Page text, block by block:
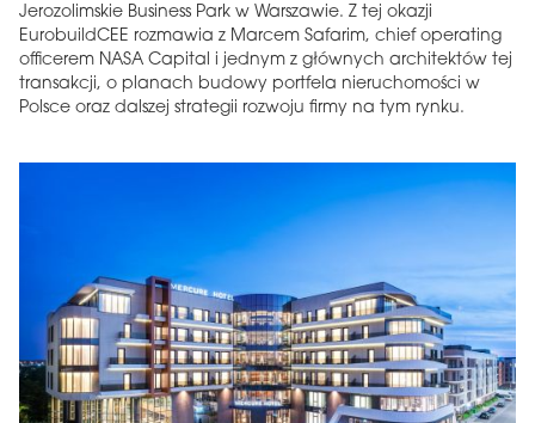
Jerozolimskie Business Park w Warszawie. Z tej okazji
EurobuildCEE rozmawia z Marcem Safarim, chief operating
officerem NASA Capital i jednym z głównych architektów tej
transakcji, o planach budowy portfela nieruchomości w
Polsce oraz dalszej strategii rozwoju firmy na tym rynku.